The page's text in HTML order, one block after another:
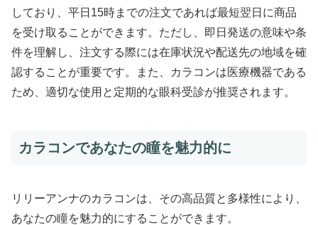
しており、平日15時までの注文であれば最短翌日に商品
を受け取ることができます。ただし、即日発送の意味や条
件を理解し、注文する際には在庫状況や配送先の地域を確
認することが重要です。また、カラコンは医療機器である
ため、適切な使用と定期的な眼科受診が推奨されます。
カラコンであなたの瞳を魅力的に
リリーアンナのカラコンは、その高品質と多様性により、
あなたの瞳を魅力的にすることができます。